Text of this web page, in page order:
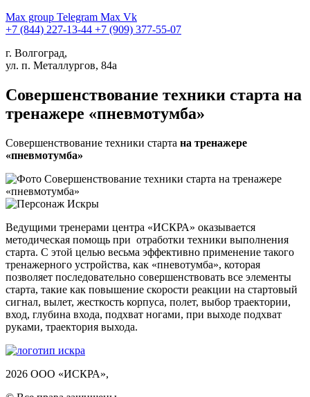
Max group Telegram Max Vk
+7 (844) 227-13-44 +7 (909) 377-55-07
г. Волгоград,
ул. п. Металлургов, 84а
Совершенствование техники старта на
тренажере «пневмотумба»
Совершенствование техники старта на тренажере
«пневмотумба»
Ведущими тренерами центра «ИСКРА» оказывается
методическая помощь при отработки техники выполнения
старта. С этой целью весьма эффективно применение такого
тренажерного устройства, как «пневотумба», которая
позволяет последовательно совершенствовать все элементы
старта, такие как повышение скорости реакции на стартовый
сигнал, вылет, жесткость корпуса, полет, выбор траектории,
вход, глубина входа, подхват ногами, при выходе подхват
руками, траектория выхода.
2026 ООО «ИСКРА»,